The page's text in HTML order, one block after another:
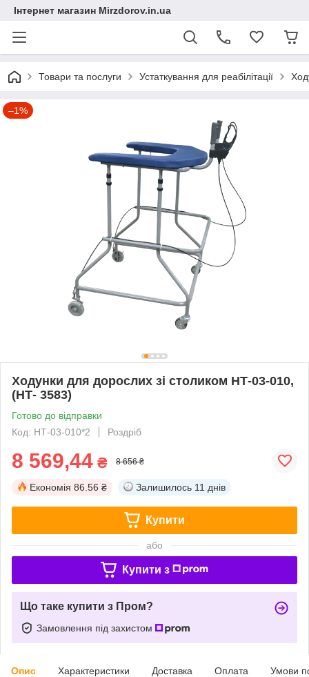
Інтернет магазин Mirzdorov.in.ua
Товари та послуги Устаткування для реабілітації
–1%
Ходунки для дорослих зі столиком НТ-03-010,
(НТ- 3583)
Готово до відправки
Код: НТ-03-010*2
Роздріб
8 569,44 ₴ 8 656 ₴
Економія 86.56 ₴ Залишилось 11 днів
Купити
або
Купити з
Що таке купити з Пром?
Замовлення під захистом
Опис Характеристики Доставка Оплата Умови